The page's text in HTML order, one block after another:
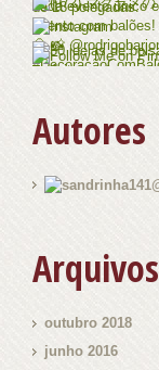
Autores
Arquivos
outubro 2018
junho 2016